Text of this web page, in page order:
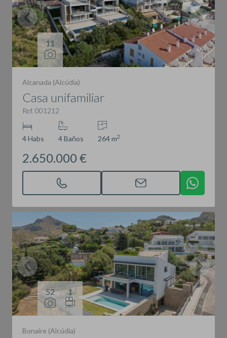
11
Alcanada (Alcúdia)
Casa unifamiliar
Ref. 001212
4 Habs 4 Baños 264 m2
2.650.000 €
52 1
Bonaire (Alcúdia)